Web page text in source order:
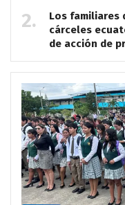
Los familiares
cárceles
de acción de